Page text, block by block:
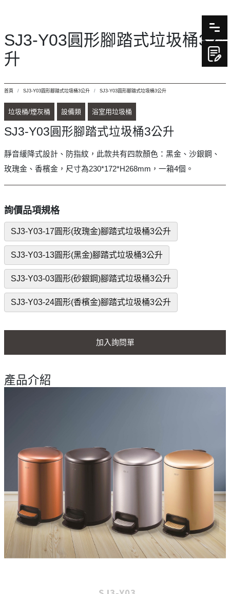
SJ3-Y03圓形腳踏式垃圾桶3公
升
首頁 SJ3-Y03圓形腳踏式垃圾桶3公升 SJ3-Y03圓形腳踏式垃圾桶3公升
垃圾桶/煙灰桶 設備類 浴室用垃圾桶
SJ3-Y03圓形腳踏式垃圾桶3公升
靜音緩降式設計、防指紋，此款共有四款顏色：黑金、沙銀鋼、
玫瑰金、香檳金，尺寸為230*172*H268mm，一箱4個。
詢價品項規格
SJ3-Y03-17圓形(玫瑰金)腳踏式垃圾桶3公升
SJ3-Y03-13圓形(黑金)腳踏式垃圾桶3公升
SJ3-Y03-03圓形(砂銀鋼)腳踏式垃圾桶3公升
SJ3-Y03-24圓形(香檳金)腳踏式垃圾桶3公升
加入詢問單
產品介紹